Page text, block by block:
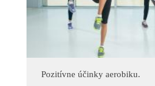
Pozitívne účinky aerobiku.